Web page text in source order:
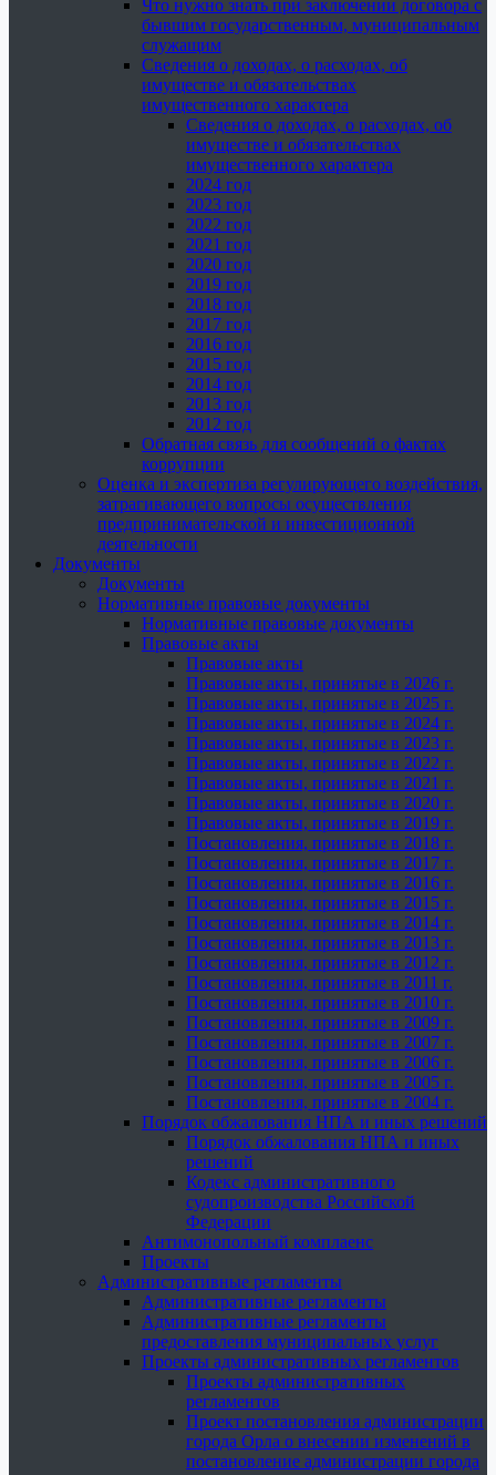
Что нужно знать при заключении договора с
бывшим государственным, муниципальным
служащим
Сведения о доходах, о расходах, об
имуществе и обязательствах
имущественного характера
Сведения о доходах, о расходах, об
имуществе и обязательствах
имущественного характера
2024 год
2023 год
2022 год
2021 год
2020 год
2019 год
2018 год
2017 год
2016 год
2015 год
2014 год
2013 год
2012 год
Обратная связь для сообщений о фактах
коррупции
Оценка и экспертиза регулирующего воздействия,
затрагивающего вопросы осуществления
предпринимательской и инвестиционной
деятельности
Документы
Документы
Нормативные правовые документы
Нормативные правовые документы
Правовые акты
Правовые акты
Правовые акты, принятые в 2026 г.
Правовые акты, принятые в 2025 г.
Правовые акты, принятые в 2024 г.
Правовые акты, принятые в 2023 г.
Правовые акты, принятые в 2022 г.
Правовые акты, принятые в 2021 г.
Правовые акты, принятые в 2020 г.
Правовые акты, принятые в 2019 г.
Постановления, принятые в 2018 г.
Постановления, принятые в 2017 г.
Постановления, принятые в 2016 г.
Постановления, принятые в 2015 г.
Постановления, принятые в 2014 г.
Постановления, принятые в 2013 г.
Постановления, принятые в 2012 г.
Постановления, принятые в 2011 г.
Постановления, принятые в 2010 г.
Постановления, принятые в 2009 г.
Постановления, принятые в 2007 г.
Постановления, принятые в 2006 г.
Постановления, принятые в 2005 г.
Постановления, принятые в 2004 г.
Порядок обжалования НПА и иных решений
Порядок обжалования НПА и иных
решений
Кодекс административного
судопроизводства Российской
Федерации
Антимонопольный комплаенс
Проекты
Административные регламенты
Административные регламенты
Административные регламенты
предоставления муниципальных услуг
Проекты административных регламентов
Проекты административных
регламентов
Проект постановления администрации
города Орла о внесении изменений в
постановление администрации города